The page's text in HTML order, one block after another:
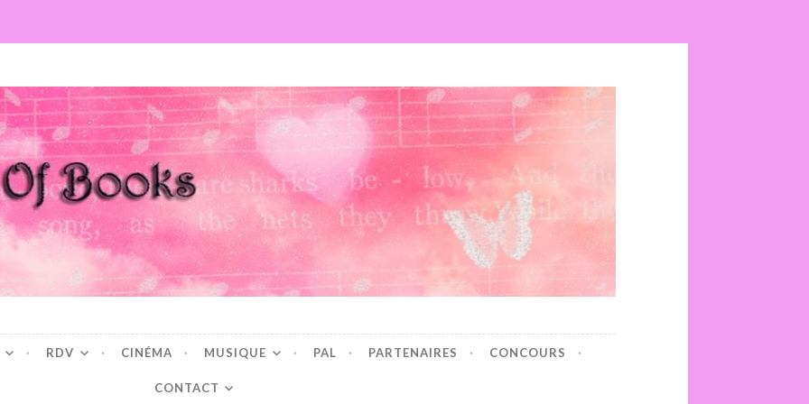
RDV CINÉMA MUSIQUE PAL PARTENAIRES CONCOURS
CONTACT